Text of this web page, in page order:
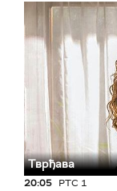
Тврђава
20:05 РТС 1